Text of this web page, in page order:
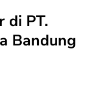
di PT.
Bandung